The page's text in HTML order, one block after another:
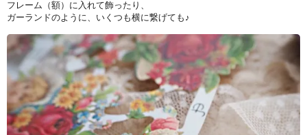
フレーム（額）に入れて飾ったり、
ガーランドのように、いくつも横に繋げても♪